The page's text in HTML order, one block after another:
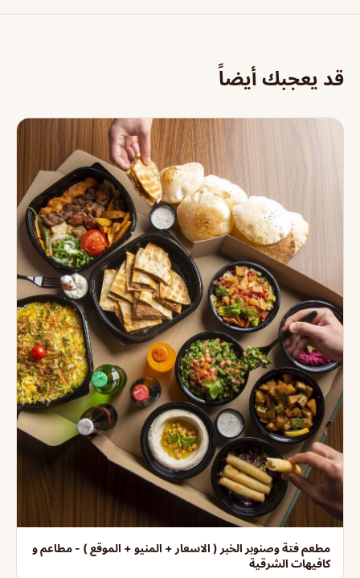
قد يعجبك أيضاً
مطعم فتة وصنوبر الخبر ( الاسعار + المنيو + الموقع ) - مطاعم و
كافيهات الشرقية